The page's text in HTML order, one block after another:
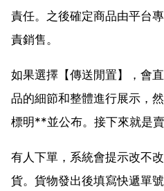
責任。之後確定商品由平台
責銷售。
如果選擇【傳送閒置】，會
品的細節和整體進行展示，
標明**並公布。接下來就是賣
有人下單，系統會提示改不
貨。貨物發出後填寫快遞單號